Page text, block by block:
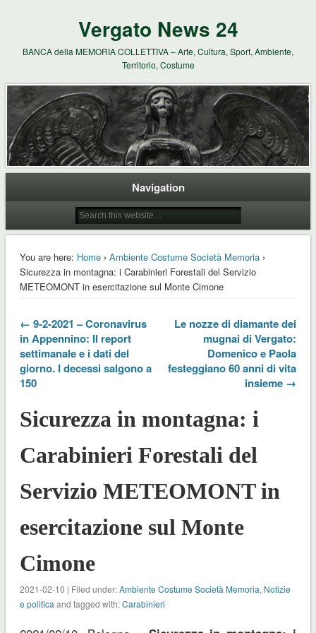
Vergato News 24
BANCA della MEMORIA COLLETTIVA – Arte, Cultura, Sport, Ambiente,
Territorio, Costume
Navigation
You are here: Home› Ambiente Costume Società Memoria›
Sicurezza in montagna: i Carabinieri Forestali del Servizio
METEOMONT in esercitazione sul Monte Cimone
← 9-2-2021 – Coronavirus
in Appennino: Il report
settimanale e i dati del
giorno. I decessi salgono a
150
Le nozze di diamante dei
mugnai di Vergato:
Domenico e Paola
festeggiano 60 anni di vita
insieme →
Sicurezza in montagna: i
Carabinieri Forestali del
Servizio METEOMONT in
esercitazione sul Monte
Cimone
2021-02-10 | Filed under:Ambiente Costume Società Memoria, Notizie
e politica and tagged with:Carabinieri